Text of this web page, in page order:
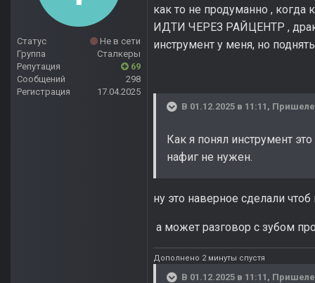
Статус
Не в сети
Группа
Сталкеры
Репутация
69
Сообщений
298
Регистрация
17.04.2025
как то не продуманно ,
ИДТИ ЧЕРЕЗ РАЙЦЕНТР ,
инструмент у меня, но
В 01.12.2025 в 11:11,
Как я понял инструмент
нафиг не нужен.
ну это наверное сделали
а может разговор с зубом
Дополнено 2 минуты спустя
В 01.12.2025 в 11:11,